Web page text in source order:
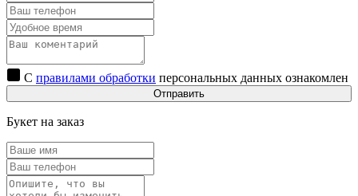
С правилами обработки персональных данных ознакомлен
Отправить
Букет на заказ